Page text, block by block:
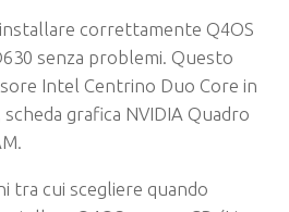
correttamente Q4OS
senza problemi. Questo
Intel Centrino Duo Core in
scheda grafica NVIDIA Quadro
tra cui scegliere quando